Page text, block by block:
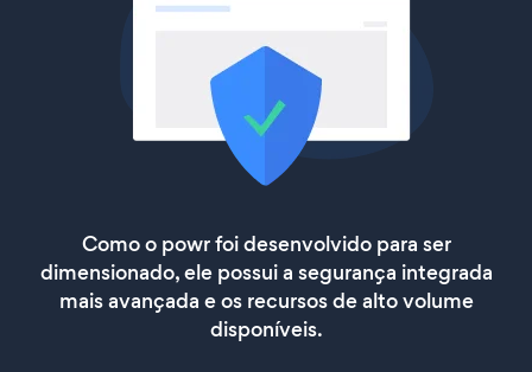
Como o powr foi desenvolvido para ser
dimensionado, ele possui a segurança integrada
mais avançada e os recursos de alto volume
disponíveis.